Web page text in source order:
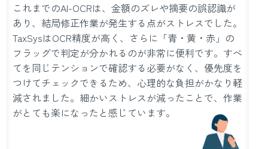
これまでのAI-OCRは、金額のズレや摘要の誤認識が
あり、結局修正作業が発生する点がストレスでした。
TaxSysはOCR精度が高く、さらに「青・黄・赤」の
フラッグで判定が分かれるのが非常に便利です。すべ
てを同じテンションで確認する必要がなく、優先度を
つけてチェックできるため、心理的な負担がかなり軽
減されました。細かいストレスが減ったことで、作業
がとても楽になったと感じています。